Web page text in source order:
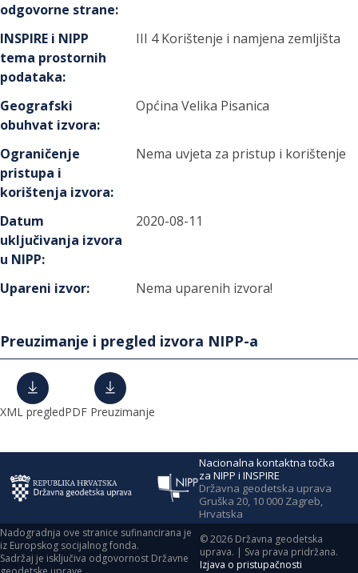
odgovorne strane:
INSPIRE i NIPP
tema prostornih
podataka:
III 4 Korištenje i namjena zemljišta
Geografski
obuhvat izvora:
Općina Velika Pisanica
Ograničenje
pristupa i
korištenja izvora:
Nema uvjeta za pristup i korištenje
Datum
uključivanja izvora
u NIPP:
2020-08-11
Upareni izvor: Nema uparenih izvora!
Preuzimanje i pregled izvora NIPP-a
XML pregledPDF Preuzimanje
Nacionalna kontaktna točka
za NIPP i INSPIRE
Državna geodetska uprava
Gruška 20, 10 000 Zagreb,
Hrvatska
Nadogradnja ove stranice sufinancirana je
iz Europskog socijalnog fonda.
Sadržaj je isključiva odgovornost Državne
©2026 Državna geodetska
uprava. | Sva prava pridržana.
Izjava o pristupačnosti